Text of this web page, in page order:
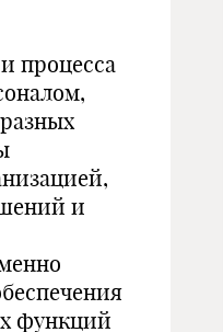
процесса
и
функций